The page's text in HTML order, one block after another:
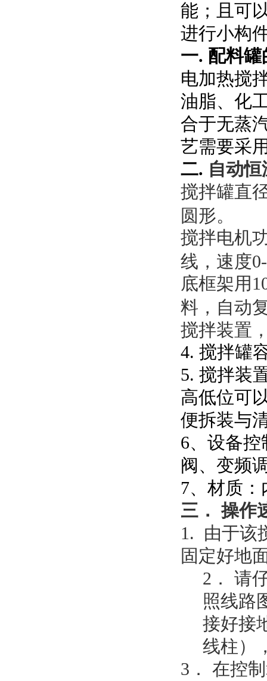
能；且可
进行小构
一. 配料罐
电加热搅
油脂、化
合于无蒸
艺需要采
二. 自动
搅拌罐直
圆形。
搅拌电机
线，速度
底框架用
料，自动
搅拌装置
4. 搅拌罐
5. 搅拌装
高低位可
便拆装与
6、设备
阀、变频
7、材质
三 ． 操作
1. 由于该
固定好地
2． 请
照线路
接好接
线柱）
3． 在控